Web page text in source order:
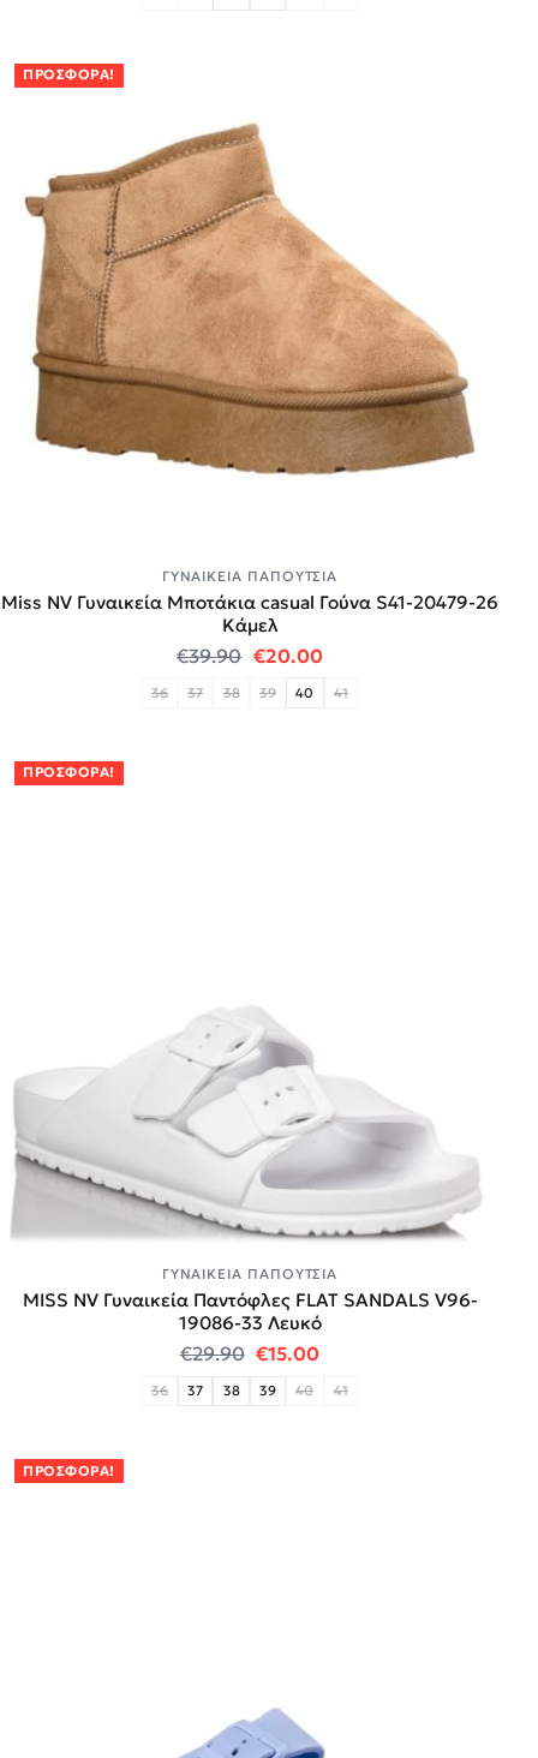
ΠΡΟΣΦΟΡΆ!
ΓΥΝΑΙΚΕΊΑ ΠΑΠΟΎΤΣΙΑ
Miss NV Γυναικεία Μποτάκια casual Γούνα S41-20479-26
Κάμελ
€39.90 Original price was: €39.90.
€20.00Η τρέχουσα τιμή
36 37 38 39 40 41
ΠΡΟΣΦΟΡΆ!
ΓΥΝΑΙΚΕΊΑ ΠΑΠΟΎΤΣΙΑ
MISS NV Γυναικεία Παντόφλες FLAT SANDALS V96-
19086-33 Λευκό
€29.90 Original price was: €29.90.
€15.00Η τρέχουσα τιμή
36 37 38 39 40 41
ΠΡΟΣΦΟΡΆ!